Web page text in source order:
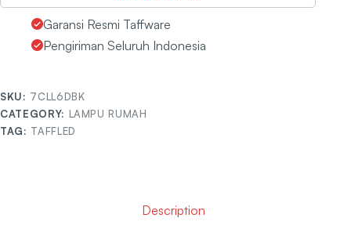
Garansi Resmi Taffware
Pengiriman Seluruh Indonesia
SKU: 7CLL6DBK
CATEGORY: LAMPU RUMAH
TAG: TAFFLED
Description